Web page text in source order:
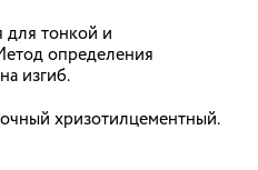
на количество
зданий не
для тонкой и
определения
изгиб.
хризотилцементный.